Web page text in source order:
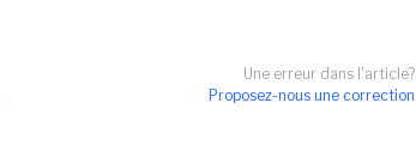
Une erreur dans l'article?
Proposez-nous une correction